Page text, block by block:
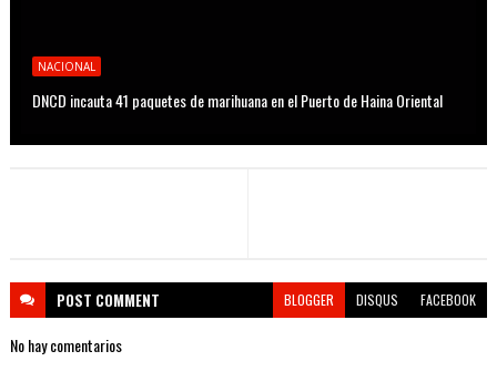
NACIONAL
DNCD incauta 41 paquetes de marihuana en el Puerto de Haina Oriental
POST COMMENT BLOGGER DISQUS FACEBOOK
No hay comentarios